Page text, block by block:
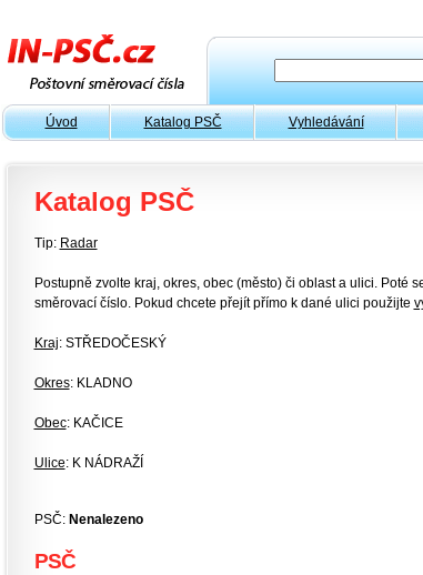
Úvod Katalog PSČ Vyhledávání
Katalog PSČ
Tip: Radar
Postupně zvolte kraj, okres, obec (město) či oblast a ulici. Poté
směrovací číslo. Pokud chcete přejít přímo k dané ulici použijte
Kraj: STŘEDOČESKÝ
Okres: KLADNO
Obec: KAČICE
Ulice: K NÁDRAŽÍ
PSČ: Nenalezeno
PSČ